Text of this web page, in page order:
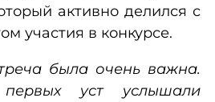
активно делился с
участия в конкурсе.
была очень важна.
уст услышали